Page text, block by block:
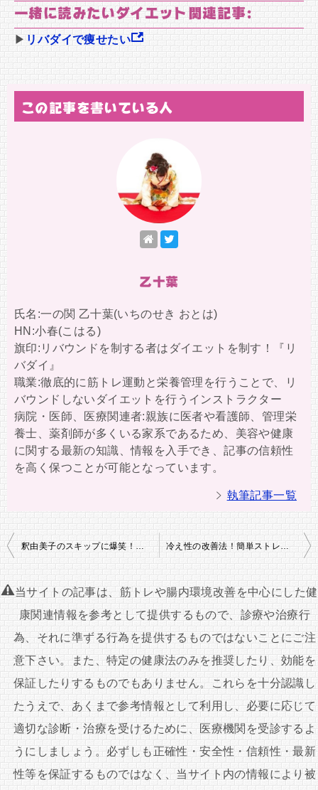
一緒に読みたいダイエット関連記事:
▶ リバダイで痩せたい
この記事を書いている人
乙十葉
氏名:一の関 乙十葉(いちのせき おとは)
HN:小春(こはる)
旗印:リバウンドを制する者はダイエットを制す！『リ
バダイ』
職業:徹底的に筋トレ運動と栄養管理を行うことで、リ
バウンドしないダイエットを行うインストラクター
病院・医師、医療関連者:親族に医者や看護師、管理栄
養士、薬剤師が多くいる家系であるため、美容や健康
に関する最新の知識、情報を入手でき、記事の信頼性
を高く保つことが可能となっています。
執筆記事一覧
投
ナ
ゲ
ー
シ
ョ
ン
釈由美子のスキップに爆笑！ももあげを加えたダイエットで痩せた方法 冷え性の改善法！簡単ストレッチとマッサージで末端の悩み解消7選
当サイトの記事は、筋トレや腸内環境改善を中心にした健
康関連情報を参考として提供するもので、診療や治療行
為、それに準ずる行為を提供するものではないことにご注
意下さい。また、特定の健康法のみを推奨したり、効能を
保証したりするものでもありません。これらを十分認識し
たうえで、あくまで参考情報として利用し、必要に応じて
適切な診断・治療を受けるために、医療機関を受診するよ
うにしましょう。必ずしも正確性・安全性・信頼性・最新
性等を保証するものではなく、当サイト内の情報により被